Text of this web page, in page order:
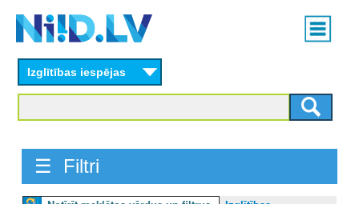
content
Main
menu
Izglītības iespējas
☰ Filtri